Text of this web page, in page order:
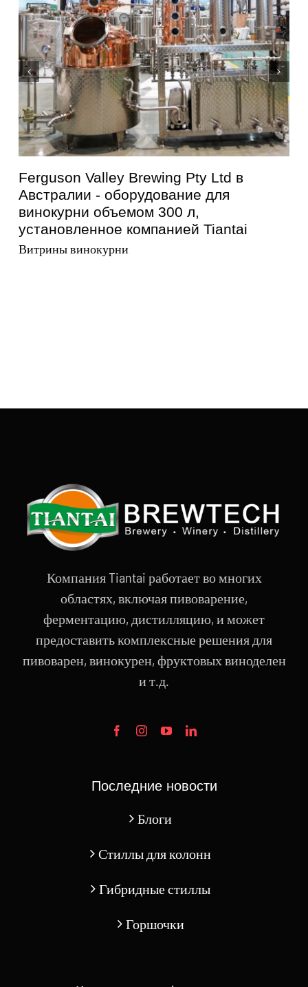
Ferguson Valley Brewing Pty Ltd в
Австралии - оборудование для
винокурни объемом 300 л,
установленное компанией Tiantai
Витрины винокурни
Компания Tiantai работает во многих
областях, включая пивоварение,
ферментацию, дистилляцию, и может
предоставить комплексные решения для
пивоварен, винокурен, фруктовых виноделен
и т.д.
Последние новости
Блоги
Стиллы для колонн
Гибридные стиллы
Горшочки